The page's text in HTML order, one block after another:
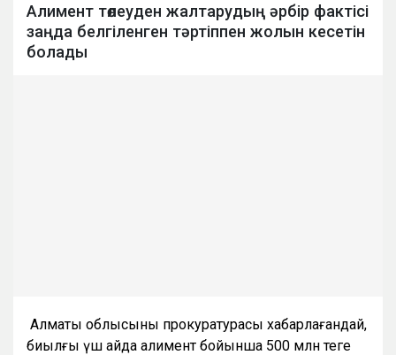
Алимент төлеуден жалтарудың әрбір фактісі
заңда белгіленген тәртіппен жолын кесетін
болады
Алматы облысының прокуратурасы хабарлағандай,
биылғы үш айда алимент бойынша 500 млн теңге